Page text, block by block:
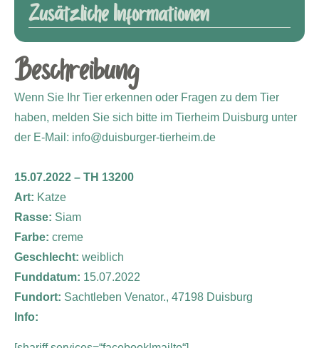
Zusätzliche Informationen
Beschreibung
Wenn Sie Ihr Tier erkennen oder Fragen zu dem Tier
haben, melden Sie sich bitte im Tierheim Duisburg unter
der E-Mail: info@duisburger-tierheim.de
15.07.2022 – TH 13200
Art: Katze
Rasse: Siam
Farbe: creme
Geschlecht: weiblich
Funddatum: 15.07.2022
Fundort: Sachtleben Venator., 47198 Duisburg
Info: